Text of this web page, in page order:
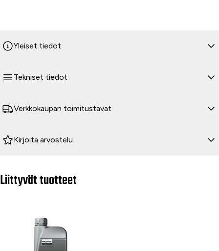
Yleiset tiedot
Tekniset tiedot
Verkkokaupan toimitustavat
Kirjoita arvostelu
Liittyvät tuotteet